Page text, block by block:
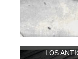
LOS